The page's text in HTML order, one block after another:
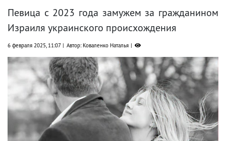
Певица с 2023 года замужем за гражданином
Израиля украинского происхождения
6 февраля 2025, 11:07 Автор: Коваленко Наталья